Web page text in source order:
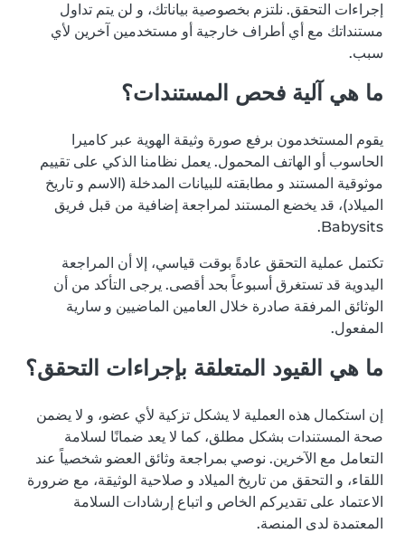
إجراءات التحقق. نلتزم بخصوصية بياناتك، و لن يتم تداول
مستنداتك مع أي أطراف خارجية أو مستخدمين آخرين لأي
سبب.
ما هي آلية فحص المستندات؟
يقوم المستخدمون برفع صورة وثيقة الهوية عبر كاميرا
الحاسوب أو الهاتف المحمول. يعمل نظامنا الذكي على تقييم
موثوقية المستند و مطابقته للبيانات المدخلة (الاسم و تاريخ
الميلاد)، قد يخضع المستند لمراجعة إضافية من قبل فريق
Babysits.
تكتمل عملية التحقق عادةً بوقت قياسي، إلا أن المراجعة
اليدوية قد تستغرق أسبوعاً بحد أقصى. يرجى التأكد من أن
الوثائق المرفقة صادرة خلال العامين الماضيين و سارية
المفعول.
ما هي القيود المتعلقة بإجراءات التحقق؟
إن استكمال هذه العملية لا يشكل تزكية لأي عضو، و لا يضمن
صحة المستندات بشكل مطلق، كما لا يعد ضمانًا لسلامة
التعامل مع الآخرين. نوصي بمراجعة وثائق العضو شخصياً عند
اللقاء، و التحقق من تاريخ الميلاد و صلاحية الوثيقة، مع ضرورة
الاعتماد على تقديركم الخاص و اتباع إرشادات السلامة
المعتمدة لدى المنصة.